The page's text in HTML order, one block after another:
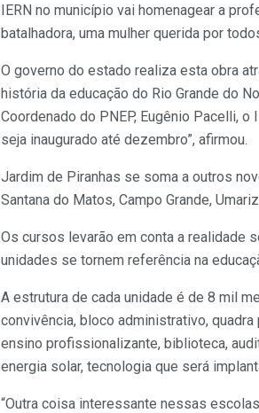
IERN no município vai homenagear a
batalhadora, uma mulher querida por
O governo do estado realiza esta obra
história da educação do Rio Grande do
Coordenado do PNEP, Eugênio Pacelli,
seja inaugurado até dezembro”, afirmou.
Jardim de Piranhas se soma a outros
Santana do Matos, Campo Grande,
Os cursos levarão em conta a realidade
unidades se tornem referência na
A estrutura de cada unidade é de 8 mil
convivência, bloco administrativo,
ensino profissionalizante, biblioteca,
energia solar, tecnologia que será
“Outra coisa interessante nessas